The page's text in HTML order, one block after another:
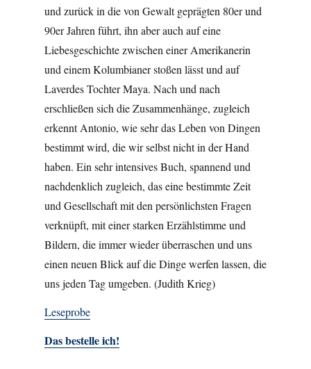
und zurück in die von Gewalt geprägten 80er und
90er Jahren führt, ihn aber auch auf eine
Liebesgeschichte zwischen einer Amerikanerin
und einem Kolumbianer stoßen lässt und auf
Laverdes Tochter Maya. Nach und nach
erschließen sich die Zusammenhänge, zugleich
erkennt Antonio, wie sehr das Leben von Dingen
bestimmt wird, die wir selbst nicht in der Hand
haben. Ein sehr intensives Buch, spannend und
nachdenklich zugleich, das eine bestimmte Zeit
und Gesellschaft mit den persönlichsten Fragen
verknüpft, mit einer starken Erzählstimme und
Bildern, die immer wieder überraschen und uns
einen neuen Blick auf die Dinge werfen lassen, die
uns jeden Tag umgeben. (Judith Krieg)
Leseprobe
Das bestelle ich!